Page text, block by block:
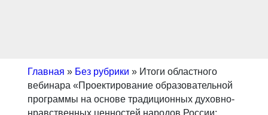
Главная » Без рубрики » Итоги областного
вебинара «Проектирование образовательной
программы на основе традиционных духовно-
нравственных ценностей народов России: